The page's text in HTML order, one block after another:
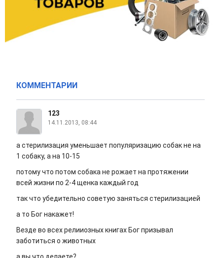
КОММЕНТАРИИ
123
14.11.2013, 08:44
а стерилизация уменьшает популяризацию собак не на
1 собаку, а на 10-15
потому что потом собака не рожает на протяжении
всей жизни по 2-4 щенка каждый год
так что убедительно советую заняться стерилизацией
а то Бог накажет!
Везде во всех релииозных книгах Бог призывал
заботиться о животных